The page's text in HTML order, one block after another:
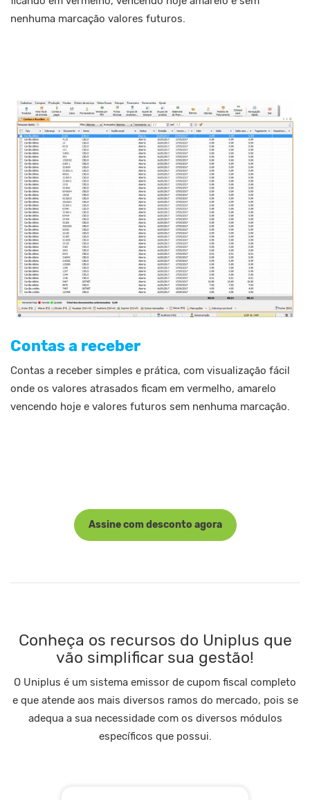
nenhuma marcação valores futuros.
Contas a receber
Contas a receber simples e prática, com visualização fácil
onde os valores atrasados ficam em vermelho, amarelo
vencendo hoje e valores futuros sem nenhuma marcação.
Assine com desconto agora
Conheça os recursos do Uniplus que
vão simplificar sua gestão!
O Uniplus é um sistema emissor de cupom fiscal completo
e que atende aos mais diversos ramos do mercado, pois se
adequa a sua necessidade com os diversos módulos
específicos que possui.